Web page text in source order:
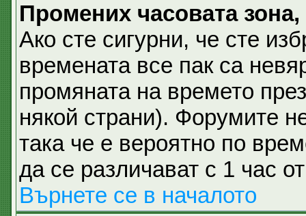
Промених часовата
Ако сте сигурни, че сте
времената все пак са
промяната на времето
някой страни). Форумите
така че е вероятно по
да се различават с 1 час
Върнете се в началото